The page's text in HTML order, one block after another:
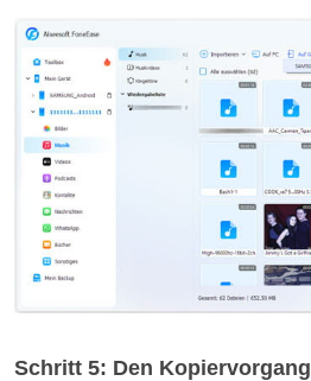
Schritt 5: Den